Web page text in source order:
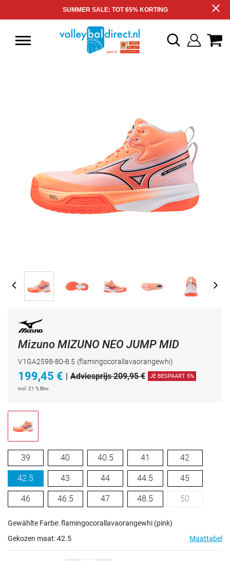
SUMMER SALE: TOT 65% KORTING
Mizuno MIZUNO NEO JUMP MID
V1GA2598-80-8.5 (flamingocorallavaorangewhi)
199,45 € | Adviesprijs 209,95 € JE BESPAART 5%
incl. 21 % Btw.
39 40 40.5 41 42
42.5 43 44 44.5 45
46 46.5 47 48.5 50
Gewählte Farbe: flamingocorallavaorangewhi (pink)
Gekozen maat:42.5 Maattabel